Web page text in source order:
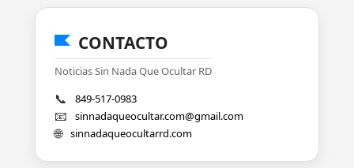
CONTACTO
Noticias Sin Nada Que Ocultar RD
📞 849-517-0983
📧 sinnadaqueocultar.com@gmail.com
🌐 sinnadaqueocultarrd.com